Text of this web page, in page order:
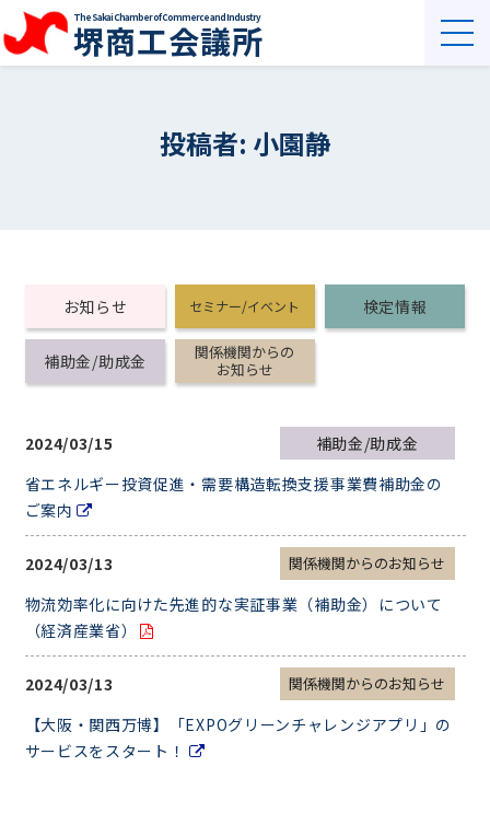
The Sakai Chamber of Commerce and Industry
堺商工会議所
投稿者: 小園静
お知らせ セミナー/イベント 検定情報
補助金/助成金
関係機関からの
お知らせ
2024/03/15
補助金/助成金
省エネルギー投資促進・需要構造転換支援事業費補助金の
ご案内
2024/03/13 関係機関からのお知らせ
物流効率化に向けた先進的な実証事業（補助金）について
（経済産業省）
2024/03/13 関係機関からのお知らせ
【大阪・関西万博】「EXPOグリーンチャレンジアプリ」の
サービスをスタート！